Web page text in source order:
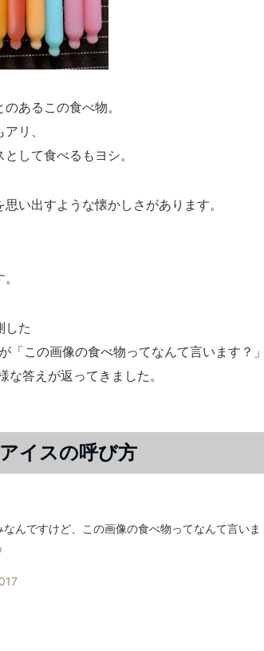
あるこの食べ物。
リ、
して食べるもヨシ。
い出すような懐かしさがあります。
した
この画像の食べ物ってなんて言います？」
答えが返ってきました。
イスの呼び方
んですけど、この画像の食べ物ってなんて言いま